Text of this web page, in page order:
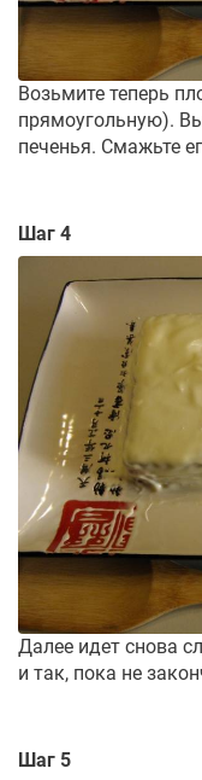
Возьмите теперь
прямоугольную).
печенья. Смажьте
Шаг 4
Далее идет снова
и так, пока не
Шаг 5